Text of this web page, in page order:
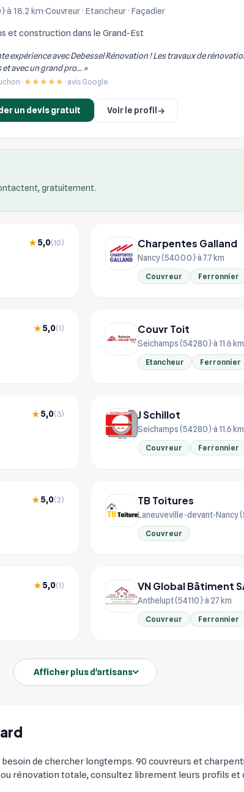
besoin de chercher longtemps. 90 couvreurs et
rénovation totale, consultez librement leurs profils
à 18.2 km Couvreur · Etancheur · Façadier
et construction dans le Grand-Est
expérience avec Debessel Rénovation ! Les travaux de
avec un grand pro... »
· ★★★★★ · avis Google
un devis gratuit Voir le profil →
gratuitement.
★5,0(10) Charpentes Galland
Nancy (54000) à 7.7 km
Couvreur Ferronnier
★5,0(1) Couvr Toit
Seichamps (54280) à 11.6 km
Etancheur Ferronnier
★5,0(3) J Schillot
Seichamps (54280) à 11.6 km
Couvreur Ferronnier
★5,0(2) TB Toitures
Laneuveville-devant-Nancy
Couvreur
★5,0(1) VN Global Bâtiment
Anthelupt (54110) à 27 km
Couvreur Ferronnier
Afficher plus d'artisans